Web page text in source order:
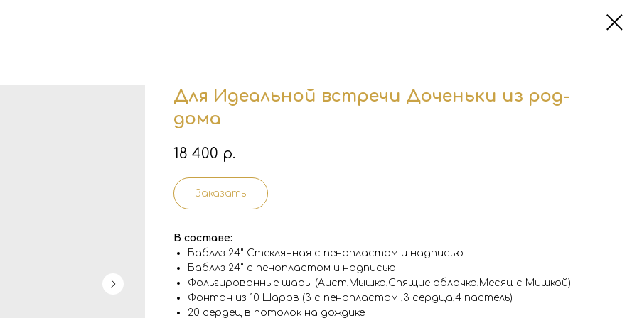
Для Идеальной встречи Доченьки из род-
дома
18 400 р.
Заказать
В составе:
Бабллз 24" Стеклянная с пенопластом и надписью
Бабллз 24" с пенопластом и надписью
Фольгированные шары (Аист,Мышка,Спящие облачка,Месяц с Мишкой)
Фонтан из 10 Шаров (3 с пенопластом ,3 сердца,4 пастель)
20 сердец в потолок на дождике